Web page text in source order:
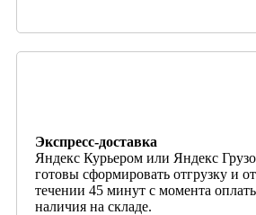
Экспресс-доставка
Яндекс Курьером или Яндекс
готовы сформировать отгрузку и
течении 45 минут с момента
наличия на складе.